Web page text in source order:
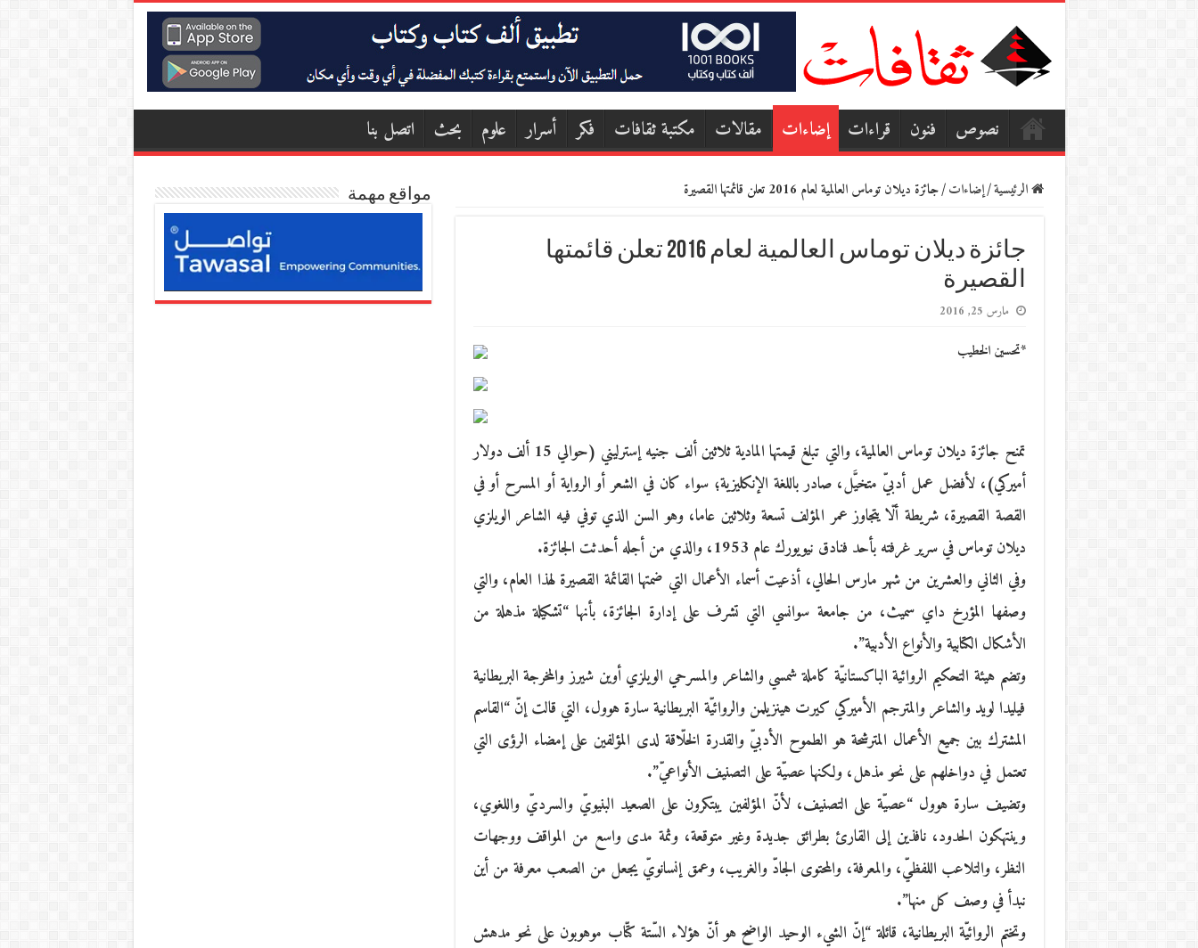
نصوص فنون قراءات إضاءات مقالات مكتبة ثقافات فكر أسرار علوم بحث اتصل بنا
الرئيسية/إضاءات/جائزة ديلان توماس العالمية لعام 2016 تعلن قائمتها القصيرة
جائزة ديلان توماس العالمية لعام 2016 تعلن قائمتها
القصيرة
مارس 25, 2016
*تحسين الخطيب
تمنح جائزة ديلان توماس العالمية، والتي تبلغ قيمتها المادية ثلاثين ألف جنيه إسترليني (حوالي 15 ألف دولار
أميركي)، لأفضل عمل أدبيّ متخيَّل، صادر باللغة الإنكليزية؛ سواء كان في الشعر أو الرواية أو المسرح أو في
القصة القصيرة، شريطة ألّا يتجاوز عمر المؤلف تسعة وثلاثين عاما، وهو السن الذي توفي فيه الشاعر الويلزي
ديلان توماس في سرير غرفته بأحد فنادق نيويورك عام 1953، والذي من أجله أحدثت الجائزة.
وفي الثاني والعشرين من شهر مارس الحالي، أذعيت أسماء الأعمال التي ضمتها القائمة القصيرة لهذا العام، والتي
وصفها المؤرخ داي سميث، من جامعة سوانسي التي تشرف على إدارة الجائزة، بأنها “تشكيلة مذهلة من
الأشكال الكتابية والأنواع الأدبية”.
وتضم هيئة التحكيم الروائية الباكستانيّة كاملة شمسي والشاعر والمسرحي الويلزي أوين شيرز والمخرجة البريطانية
فيليدا لويد والشاعر والمترجم الأميركي كيرت هينزيلمن والروائيّة البريطانية سارة هوول، التي قالت إنّ “القاسم
المشترك بين جميع الأعمال المترشحة هو الطموح الأدبيّ والقدرة الخلّاقة لدى المؤلفين على إمضاء الرؤى التي
تعتمل في دواخلهم على نحو مذهل، ولكنها عصيّة على التصنيف الأنواعيّ”.
وتضيف سارة هوول “عصيّة على التصنيف، لأنّ المؤلفين يبتكرون على الصعيد البنيويّ والسرديّ واللغوي،
وينتهكون الحدود، نافذين إلى القارئ بطرائق جديدة وغير متوقعة، وثمة مدى واسع من المواقف ووجهات
النظر، والتلاعب اللفظيّ، والمعرفة، والمحتوى الجادّ والغريب، وعمق إنسانويّ يجعل من الصعب معرفة من أين
نبدأ في وصف كل منها”.
وتختم الروائيّة البريطانية، قائلة “إنّ الشيء الوحيد الواضح هو أنّ هؤلاء السّتة كتّاب موهوبون على نحو مدهش
مواقع مهمة